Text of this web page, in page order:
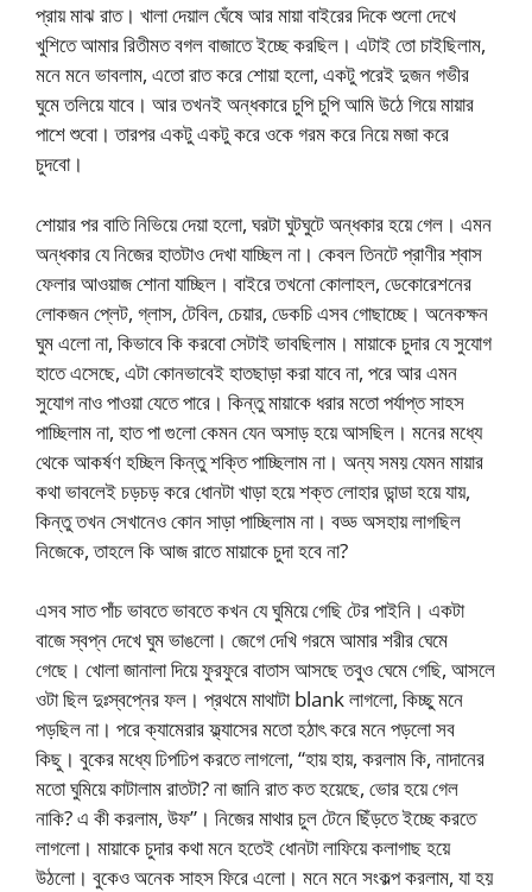
প্রায় মাঝ রাত। খালা দেয়াল ঘেঁষে আর মায়া বাইরের দিকে শুলো দেখে
খুশিতে আমার রিতীমত বগল বাজাতে ইচ্ছে করছিল। এটাই তো চাইছিলাম,
মনে মনে ভাবলাম, এতো রাত করে শোয়া হলো, একটু পরেই দুজন গভীর
ঘুমে তলিয়ে যাবে। আর তখনই অন্ধকারে চুপি চুপি আমি উঠে গিয়ে মায়ার
পাশে শুবো। তারপর একটু একটু করে ওকে গরম করে নিয়ে মজা করে
চুদবো।
শোয়ার পর বাতি নিভিয়ে দেয়া হলো, ঘরটা ঘুটঘুটে অন্ধকার হয়ে গেল। এমন
অন্ধকার যে নিজের হাতটাও দেখা যাচ্ছিল না। কেবল তিনটে প্রাণীর শ্বাস
ফেলার আওয়াজ শোনা যাচ্ছিল। বাইরে তখনো কোলাহল, ডেকোরেশনের
লোকজন প্লেট, গ্লাস, টেবিল, চেয়ার, ডেকচি এসব গোছাচ্ছে। অনেকক্ষন
ঘুম এলো না, কিভাবে কি করবো সেটাই ভাবছিলাম। মায়াকে চুদার যে সুযোগ
হাতে এসেছে, এটা কোনভাবেই হাতছাড়া করা যাবে না, পরে আর এমন
সুযোগ নাও পাওয়া যেতে পারে। কিন্তু মায়াকে ধরার মতো পর্যাপ্ত সাহস
পাচ্ছিলাম না, হাত পা গুলো কেমন যেন অসাড় হয়ে আসছিল। মনের মধ্যে
থেকে আকর্ষণ হচ্ছিল কিন্তু শক্তি পাচ্ছিলাম না। অন্য সময় যেমন মায়ার
কথা ভাবলেই চড়চড় করে ধোনটা খাড়া হয়ে শক্ত লোহার ডান্ডা হয়ে যায়,
কিন্তু তখন সেখানেও কোন সাড়া পাচ্ছিলাম না। বড্ড অসহায় লাগছিল
নিজেকে, তাহলে কি আজ রাতে মায়াকে চুদা হবে না?
এসব সাত পাঁচ ভাবতে ভাবতে কখন যে ঘুমিয়ে গেছি টের পাইনি। একটা
বাজে স্বপ্ন দেখে ঘুম ভাঙলো। জেগে দেখি গরমে আমার শরীর ঘেমে
গেছে। খোলা জানালা দিয়ে ফুরফুরে বাতাস আসছে তবুও ঘেমে গেছি, আসলে
ওটা ছিল দুঃস্বপ্নের ফল। প্রথমে মাথাটা blank লাগলো, কিচ্ছু মনে
পড়ছিল না। পরে ক্যামেরার ফ্ল্যাসের মতো হঠাৎ করে মনে পড়লো সব
কিছু। বুকের মধ্যে ঢিপঢিপ করতে লাগলো, “হায় হায়, করলাম কি, নাদানের
মতো ঘুমিয়ে কাটালাম রাতটা? না জানি রাত কত হয়েছে, ভোর হয়ে গেল
নাকি? এ কী করলাম, উফ”। নিজের মাথার চুল টেনে ছিঁড়তে ইচ্ছে করতে
লাগলো। মায়াকে চুদার কথা মনে হতেই ধোনটা লাফিয়ে কলাগাছ হয়ে
উঠলো। বুকেও অনেক সাহস ফিরে এলো। মনে মনে সংকল্প করলাম, যা হয়